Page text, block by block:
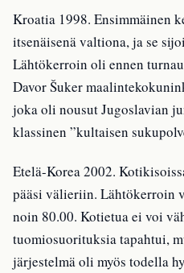
Kroatia 1998. Ensimmäinen
itsenäisenä valtiona, ja se
Lähtökerroin oli ennen
Davor Šuker
joka oli nousut Jugoslavian
klassinen ”kultaisen
Etelä-Korea 2002.
pääsi välieriin. Lähtökerroin
noin 80.00. Kotietua ei voi
tuomiosuorituksia tapahtui,
järjestelmä oli myös todella